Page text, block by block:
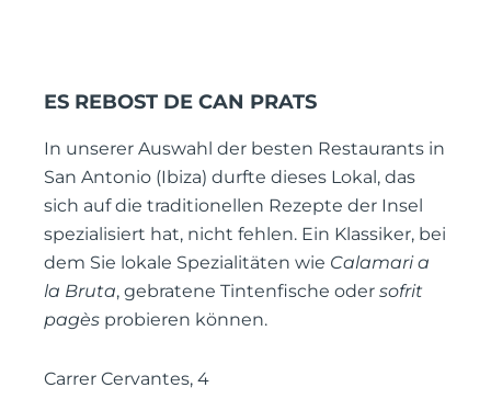
ES REBOST DE CAN PRATS
In unserer Auswahl der besten Restaurants in
San Antonio (Ibiza) durfte dieses Lokal, das
sich auf die traditionellen Rezepte der Insel
spezialisiert hat, nicht fehlen. Ein Klassiker, bei
dem Sie lokale Spezialitäten wie Calamari a
la Bruta, gebratene Tintenfische oder sofrit
pagès probieren können.
Carrer Cervantes, 4